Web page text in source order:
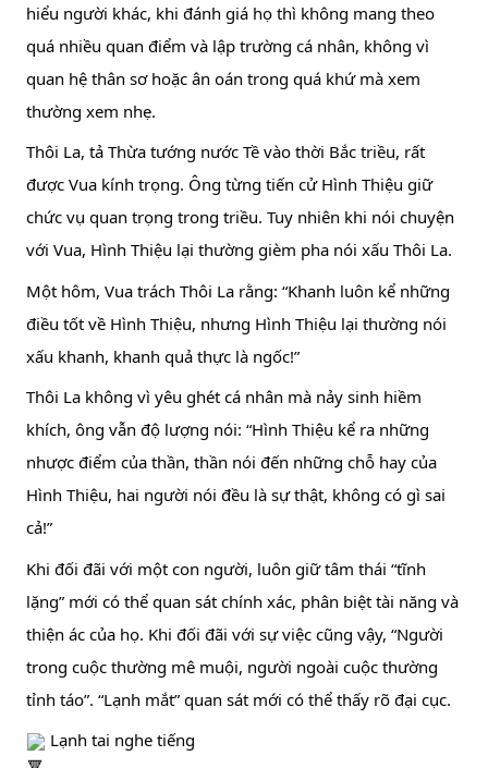
hiểu người khác, khi đánh giá họ thì không mang theo
quá nhiều quan điểm và lập trường cá nhân, không vì
quan hệ thân sơ hoặc ân oán trong quá khứ mà xem
thường xem nhẹ.
Thôi La, tả Thừa tướng nước Tề vào thời Bắc triều, rất
được Vua kính trọng. Ông từng tiến cử Hình Thiệu giữ
chức vụ quan trọng trong triều. Tuy nhiên khi nói chuyện
với Vua, Hình Thiệu lại thường gièm pha nói xấu Thôi La.
Một hôm, Vua trách Thôi La rằng: “Khanh luôn kể những
điều tốt về Hình Thiệu, nhưng Hình Thiệu lại thường nói
xấu khanh, khanh quả thực là ngốc!”
Thôi La không vì yêu ghét cá nhân mà nảy sinh hiềm
khích, ông vẫn độ lượng nói: “Hình Thiệu kể ra những
nhược điểm của thần, thần nói đến những chỗ hay của
Hình Thiệu, hai người nói đều là sự thật, không có gì sai
cả!”
Khi đối đãi với một con người, luôn giữ tâm thái “tĩnh
lặng” mới có thể quan sát chính xác, phân biệt tài năng và
thiện ác của họ. Khi đối đãi với sự việc cũng vậy, “Người
trong cuộc thường mê muội, người ngoài cuộc thường
tỉnh táo”. “Lạnh mắt” quan sát mới có thể thấy rõ đại cục.
Lạnh tai nghe tiếng